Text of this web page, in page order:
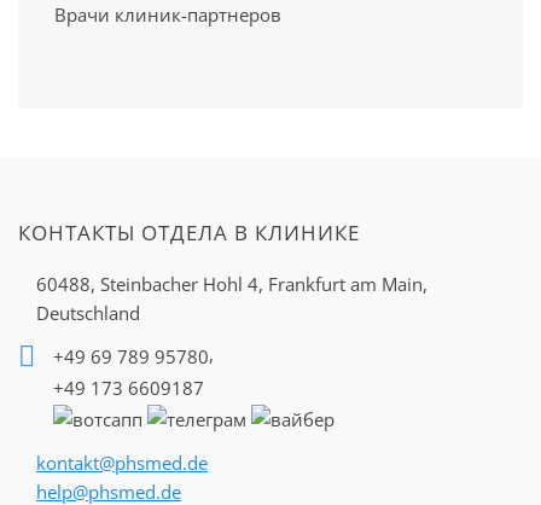
Врачи клиник-партнеров
КОНТАКТЫ ОТДЕЛА В КЛИНИКЕ
60488, Steinbacher Hohl 4, Frankfurt am Main,
Deutschland
+49 69 789 95780,
+49 173 6609187
kontakt@phsmed.de
help@phsmed.de